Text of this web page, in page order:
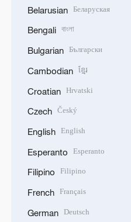
Belarusian Беларуская
Bengali বাংলা
Bulgarian Български
Cambodian ខ្មែរ
Croatian Hrvatski
Czech Český
English English
Esperanto Esperanto
Filipino Filipino
French Français
German Deutsch